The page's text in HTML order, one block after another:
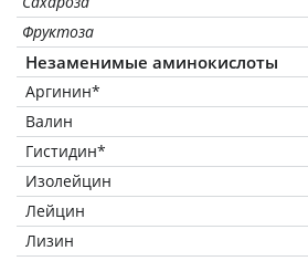
Фруктоза
Незаменимые аминокислоты
Аргинин*
Валин
Гистидин*
Изолейцин
Лейцин
Лизин